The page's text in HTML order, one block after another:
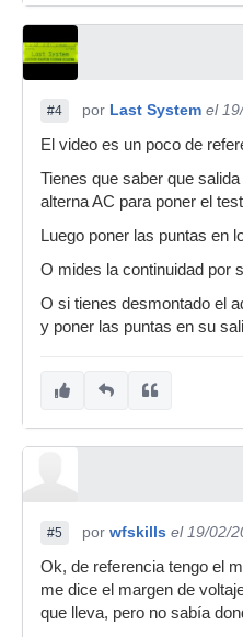
#4 por Last System el
El video es un poco de
Tienes que saber que
alterna AC para poner el
Luego poner las puntas en
O mides la continuidad por
O si tienes desmontado el
y poner las puntas en su
#5 por wfskills el 19/02/
Ok, de referencia tengo el
me dice el margen de
que lleva, pero no sabía